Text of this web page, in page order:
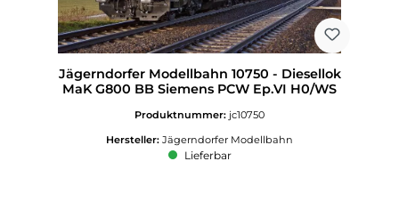
Jägerndorfer Modellbahn 10750 - Diesellok
MaK G800 BB Siemens PCW Ep.VI H0/WS
Produktnummer: jc10750
Hersteller: Jägerndorfer Modellbahn
Lieferbar